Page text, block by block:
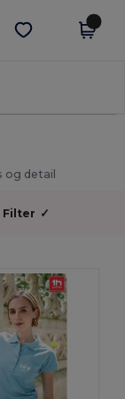
Hent app
og detail
Filter ✓